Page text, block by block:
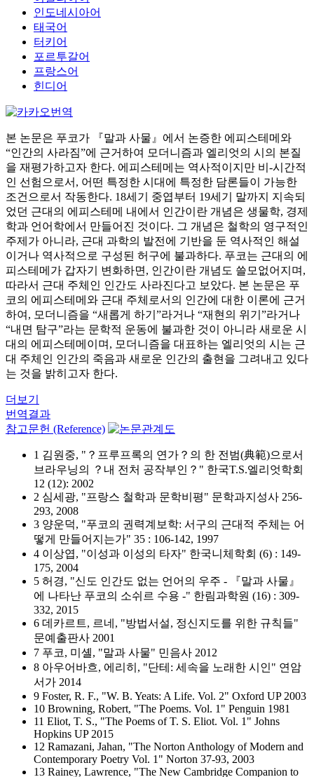
인도네시아어
태국어
터키어
포르투갈어
프랑스어
힌디어
본 논문은 푸코가 『말과 사물』에서 논증한 에피스테메와
“인간의 사라짐”에 근거하여 모더니즘과 엘리엇의 시의 본질
을 재평가하고자 한다. 에피스테메는 역사적이지만 비-시간적
인 선험으로서, 어떤 특정한 시대에 특정한 담론들이 가능한
조건으로서 작동한다. 18세기 중엽부터 19세기 말까지 지속되
었던 근대의 에피스테메 내에서 인간이란 개념은 생물학, 경제
학과 언어학에서 만들어진 것이다. 그 개념은 철학의 영구적인
주제가 아니라, 근대 과학의 발전에 기반을 둔 역사적인 해설
이거나 역사적으로 구성된 허구에 불과하다. 푸코는 근대의 에
피스테메가 갑자기 변화하면, 인간이란 개념도 쓸모없어지며,
따라서 근대 주체인 인간도 사라진다고 보았다. 본 논문은 푸
코의 에피스테메와 근대 주체로서의 인간에 대한 이론에 근거
하여, 모더니즘을 “새롭게 하기”라거나 “재현의 위기”라거나
“내면 탐구”라는 문학적 운동에 불과한 것이 아니라 새로운 시
대의 에피스테메이며, 모더니즘을 대표하는 엘리엇의 시는 근
대 주체인 인간의 죽음과 새로운 인간의 출현을 그려내고 있다
는 것을 밝히고자 한다.
더보기
번역결과
참고문헌 (Reference)
1 김원중, "？프루프록의 연가？의 한 전범(典範)으로서
브라우닝의 ？내 전처 공작부인？" 한국T.S.엘리엇학회
12 (12): 2002
2 심세광, "프랑스 철학과 문학비평" 문학과지성사 256-
293, 2008
3 양운덕, "푸코의 권력계보학: 서구의 근대적 주체는 어
떻게 만들어지는가" 35 : 106-142, 1997
4 이상엽, "이성과 이성의 타자" 한국니체학회 (6) : 149-
175, 2004
5 허경, "신도 인간도 없는 언어의 우주 - 『말과 사물』
에 나타난 푸코의 소쉬르 수용 -" 한림과학원 (16) : 309-
332, 2015
6 데카르트, 르네, "방법서설, 정신지도를 위한 규칙들"
문예출판사 2001
7 푸코, 미셸, "말과 사물" 민음사 2012
8 아우어바흐, 에리히, "단테: 세속을 노래한 시인" 연암
서가 2014
9 Foster, R. F., "W. B. Yeats: A Life. Vol. 2" Oxford UP 2003
10 Browning, Robert, "The Poems. Vol. 1" Penguin 1981
11 Eliot, T. S., "The Poems of T. S. Eliot. Vol. 1" Johns
Hopkins UP 2015
12 Ramazani, Jahan, "The Norton Anthology of Modern and
Contemporary Poetry Vol. 1" Norton 37-93, 2003
13 Rainey, Lawrence, "The New Cambridge Companion to